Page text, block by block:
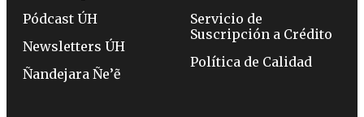
Pódcast ÚH
Newsletters ÚH
Ñandejara Ñe’ẽ
Servicio de
Suscripción a Crédito
Política de Calidad